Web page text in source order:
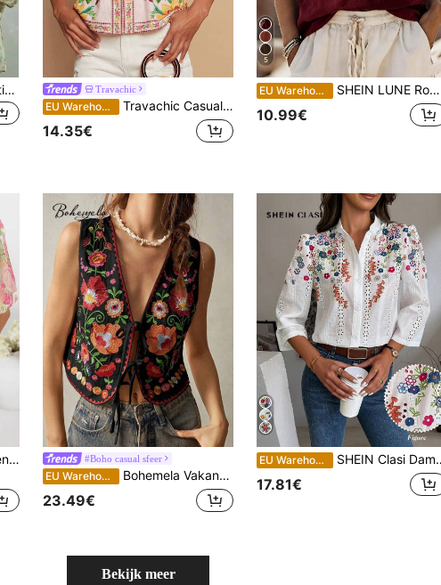
Chiffon blouse met knoopsluiting aan de voorkant, plooien en ruches, geschikt voor dames, ideaal voor dates en vakanties, lente/zomer Travachic
EU Warehouse Travachic Casual damesblouse met tropische print
14.35€
5
EU Warehouse SHEIN LUNE Rode mouwloze V-hals geborduurde casual damesblouse
10.99€
Damesblouse met 3D-bloemenprint - H-vormig model met knoopsluiting aan de voorkant, versierd met een roze rozen- en groenbladpatroon. Geschikt voor casual en semi-formele gelegenheden in de lente/herfst. Elegante, romantische blouse met korte mouwen en knoopsluiting, perfect voor vakanties en dates in de zomer.
#Boho casual sfeer
EU Warehouse Bohemela Vakantiebloemenborduurwerk mouwloze top met strik aan de voorkant voor dames
23.49€
EU Warehouse SHEIN Clasi Dames bloemenprint bubbel casual laser gesneden geborduurd elegante blouse, lente & zomer dames shirt
17.81€
Bekijk meer